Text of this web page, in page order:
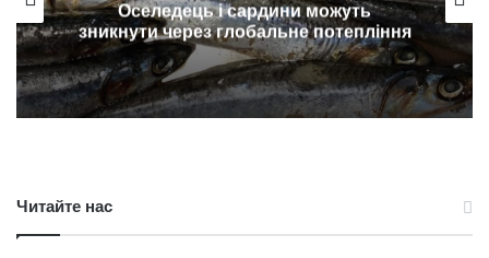
Оселедець і сардини можуть
зникнути через глобальне потепління
Читайте нас